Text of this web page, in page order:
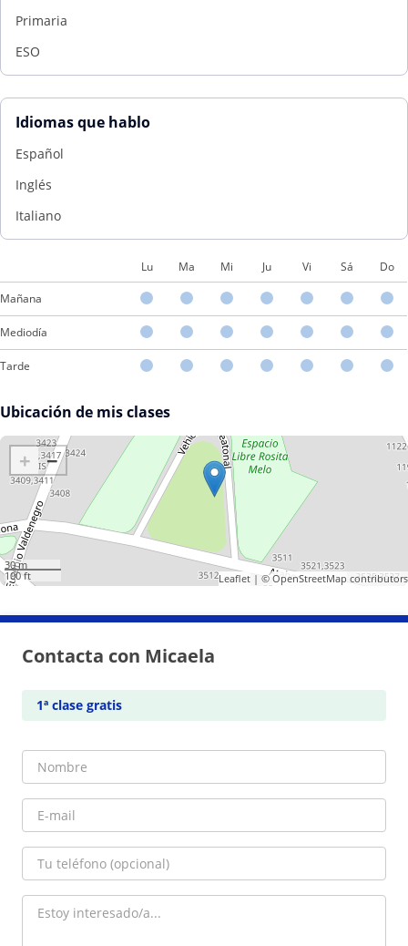
Primaria
ESO
Idiomas que hablo
Español
Inglés
Italiano
Lu Ma Mi Ju Vi Sá Do
Mañana
Mediodía
Tarde
Ubicación de mis clases
+ −
30 m
100 ft
Leaflet| ©OpenStreetMap contributors
Contacta con Micaela
1ª clase gratis